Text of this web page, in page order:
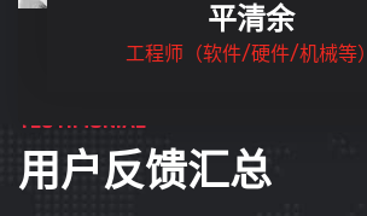
平清余
工程师（软件/硬件/机械等）
TESTIMONIAL
用户反馈汇总